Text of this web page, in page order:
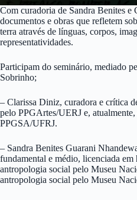
Com curadoria de Sandra Benites
documentos e obras que refletem
terra através de línguas, corpos,
representatividades.
Participam do seminário, mediado
Sobrinho;
– Clarissa Diniz, curadora e crítica
pelo PPGArtes/UERJ e,
PPGSA/UFRJ.
– Sandra Benites Guarani
fundamental e médio, licenciada
antropologia social pelo Museu
antropologia social pelo Museu